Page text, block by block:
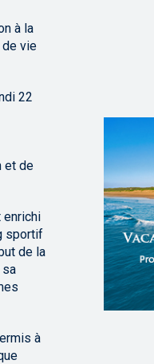
à la
de vie
22
et de
enrichi
sportif
de la
sa
à